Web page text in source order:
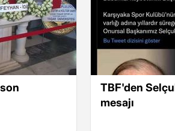
TBF'den
mesajı